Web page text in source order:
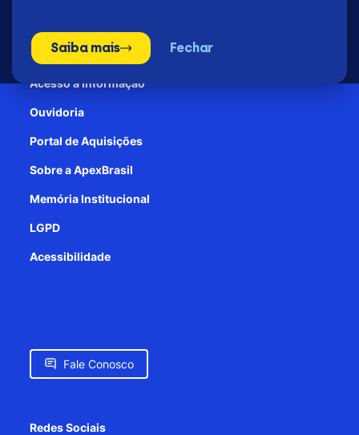
Saiba mais Fechar
Patrocínio
Acesso à informação
Ouvidoria
Portal de Aquisições
Sobre a ApexBrasil
Memória Institucional
LGPD
Acessibilidade
Fale Conosco
Redes Sociais